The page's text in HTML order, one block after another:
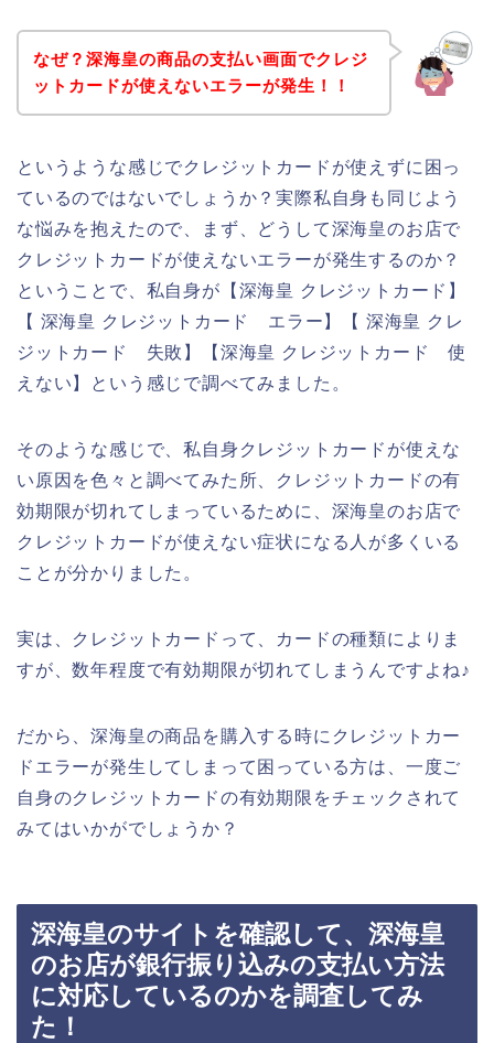
なぜ？深海皇の商品の支払い画面でクレジ
ットカードが使えないエラーが発生！！
というような感じでクレジットカードが使えずに困っ
ているのではないでしょうか？実際私自身も同じよう
な悩みを抱えたので、まず、どうして深海皇のお店で
クレジットカードが使えないエラーが発生するのか？
ということで、私自身が【深海皇 クレジットカード】
【 深海皇 クレジットカード エラー】【 深海皇 クレ
ジットカード 失敗】【深海皇 クレジットカード 使
えない】という感じで調べてみました。
そのような感じで、私自身クレジットカードが使えな
い原因を色々と調べてみた所、クレジットカードの有
効期限が切れてしまっているために、深海皇のお店で
クレジットカードが使えない症状になる人が多くいる
ことが分かりました。
実は、クレジットカードって、カードの種類によりま
すが、数年程度で有効期限が切れてしまうんですよね♪
だから、深海皇の商品を購入する時にクレジットカー
ドエラーが発生してしまって困っている方は、一度ご
自身のクレジットカードの有効期限をチェックされて
みてはいかがでしょうか？
深海皇のサイトを確認して、深海皇
のお店が銀行振り込みの支払い方法
に対応しているのかを調査してみ
た！